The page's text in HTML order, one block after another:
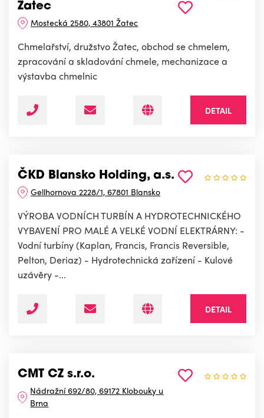
Žatec
Mostecká 2580, 43801 Žatec
Chmelařství, družstvo Žatec, obchod se chmelem,
zpracování a skladování chmele, mechanizace a
výstavba chmelnic
DETAIL
ČKD Blansko Holding, a.s.
Gellhornova 2228/1, 67801 Blansko
VÝROBA VODNÍCH TURBÍN A HYDROTECHNICKÉHO
VYBAVENÍ PRO MALÉ A VELKÉ VODNÍ ELEKTRÁRNY: -
Vodní turbíny (Kaplan, Francis, Francis Reversible,
Pelton, Deriaz) - Hydrotechnická zařízení - Kulové
uzávěry -...
DETAIL
CMT CZ s.r.o.
Nádražní 692/80, 69172 Klobouky u
Brna